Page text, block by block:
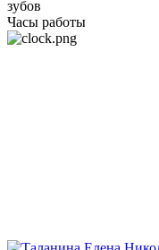
зубов
Часы работы